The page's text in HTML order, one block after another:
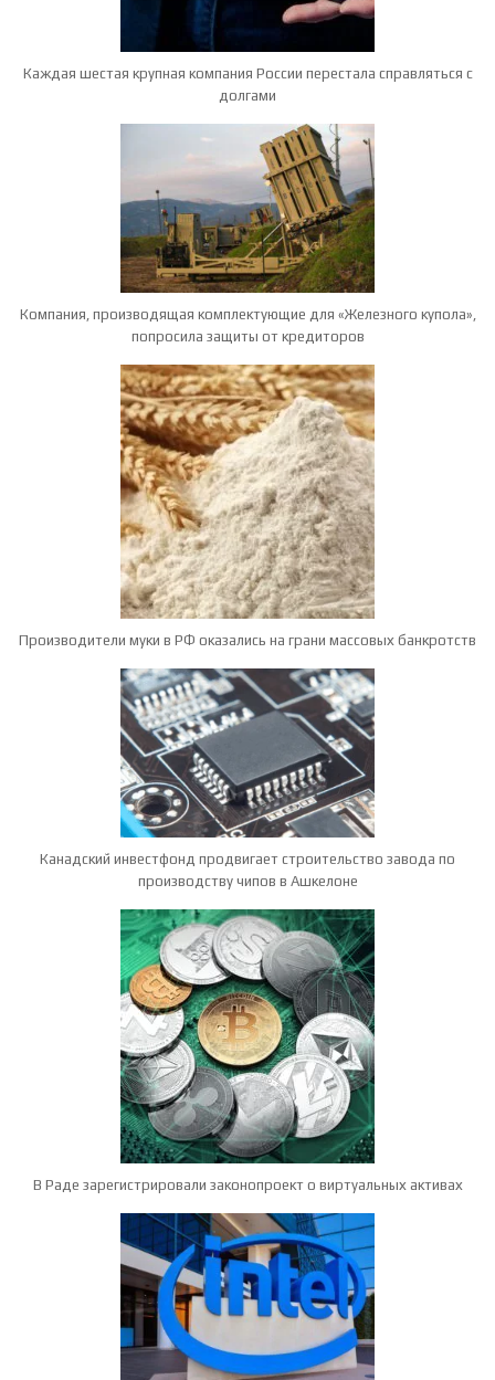
Каждая шестая крупная компания России перестала справляться с
долгами
Компания, производящая комплектующие для «Железного купола»,
попросила защиты от кредиторов
Производители муки в РФ оказались на грани массовых банкротств
Канадский инвестфонд продвигает строительство завода по
производству чипов в Ашкелоне
В Раде зарегистрировали законопроект о виртуальных активах